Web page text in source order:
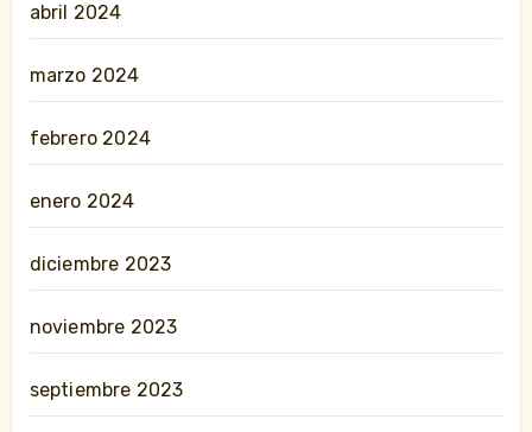
abril 2024
marzo 2024
febrero 2024
enero 2024
diciembre 2023
noviembre 2023
septiembre 2023